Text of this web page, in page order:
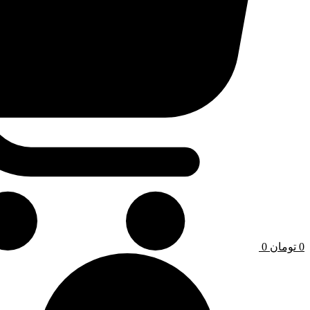
0 تومان 0